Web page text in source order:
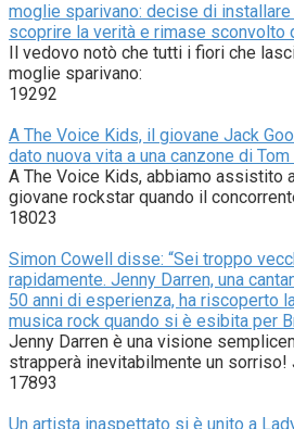
moglie sparivano: decise di
scoprire la verità e rimase sconvolto
Il vedovo notò che tutti i fiori che
moglie sparivano:
19292
A The Voice Kids, il giovane Jack
dato nuova vita a una canzone di Tom
A The Voice Kids, abbiamo assistito
giovane rockstar quando il
18023
Simon Cowell disse: “Sei troppo
rapidamente. Jenny Darren, una
50 anni di esperienza, ha riscoperto
musica rock quando si è esibita per
Jenny Darren è una visione
strapperà inevitabilmente un sorriso!
17893
Un artista inaspettato si è unito a